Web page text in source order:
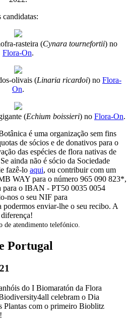
candidatas:
rasteira (Cynara tournefortii) no
Flora-On.
olivais (Linaria ricardoi) no Flora-
On.
(Echium boissieri) no Flora-On.
é uma organização sem fins
de sócios e de donativos para o
das espécies de flora nativas de
ainda não é sócio da Sociedade
fazê-lo aqui, ou contribuir com um
WAY para o número 965 090 823*,
para o IBAN - PT50 0035 0054
nos o seu NIF para
podermos enviar-lhe o seu recibo. A
de atendimento telefónico.
Portugal
do I Biomaratón da Flora
celebram o Dia
Plantas com o primeiro Bioblitz